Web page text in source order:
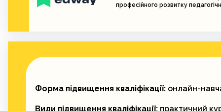
професійного розвитку
Форма підвищення кваліфікації: онлайн-
Види підвищення кваліфікації: практичний